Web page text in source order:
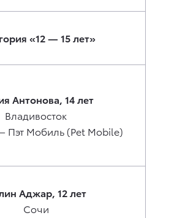
«12 — 15 лет»
Антонова, 14 лет
Владивосток
Пэт Мобиль (Pet Mobile)
Аджар, 12 лет
Сочи